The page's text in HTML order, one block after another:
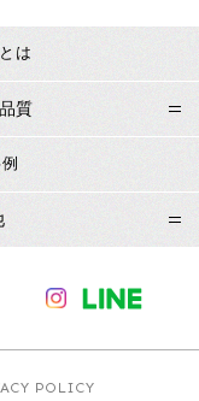
は
質
POLICY